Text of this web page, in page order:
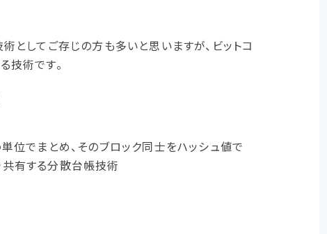
としてご存じの方も多いと思いますが、ビットコ
技術です。
単位でまとめ、そのブロック同士をハッシュ値で
共有する分散台帳技術